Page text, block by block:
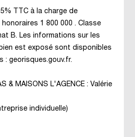
TTC à la charge de
1 800 000 . Classe
B. Les informations sur les
est exposé sont disponibles
: georisques.gouv.fr.
& MAISONS L'AGENCE : Valérie
individuelle)